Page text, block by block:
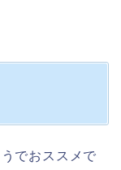
でおススメで